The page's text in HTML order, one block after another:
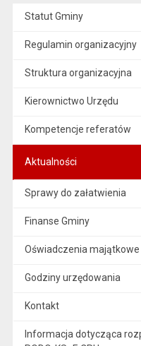
Statut Gminy
Regulamin organizacyjny
Struktura organizacyjna
Kierownictwo Urzędu
Kompetencje referatów
Aktualności
Sprawy do załatwienia
Finanse Gminy
Oświadczenia majątkowe
Godziny urzędowania
Kontakt
Informacja dotycząca